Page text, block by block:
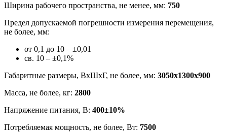
Ширина рабочего пространства, не менее, мм: 750
Предел допускаемой погрешности измерения перемещения,
не более, мм:
от 0,1 до 10 – ±0,01
св. 10 – ±0,1%
Габаритные размеры, ВхШхГ, не более, мм: 3050х1300х900
Масса, не более, кг: 2800
Напряжение питания, В: 400±10%
Потребляемая мощность, не более, Вт: 7500